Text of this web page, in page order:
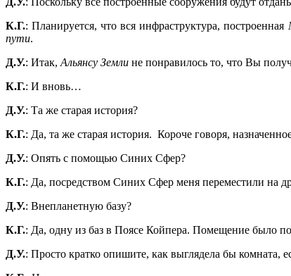
К.Г.: Планируется, что вся инфраструктура, построенная
пути.
Д.У.: Итак,Альянсу Земли не понравилось то, что Вы
К.Г.: И вновь…
Д.У.: Та же старая история?
К.Г.: Да, та же старая история. Короче говоря,
Д.У.: Опять с помощью Синих Сфер?
К.Г.: Да, посредством Синих Сфер меня переместили на
Д.У.: Внепланетную базу?
К.Г.: Да, одну из баз в Поясе Койпера. Помещение было
Д.У.: Просто кратко опишите, как выглядела бы